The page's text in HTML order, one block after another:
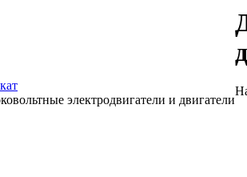
электродвигатели и двигатели